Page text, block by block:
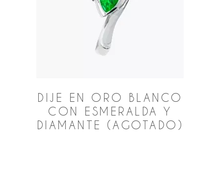
DIJE EN ORO BLANCO
CON ESMERALDA Y
DIAMANTE (AGOTADO)